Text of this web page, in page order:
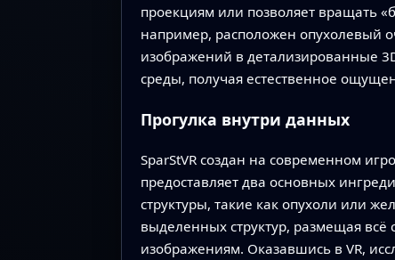
проекциям или позволяет вращать
например, расположен опухолевый
изображений в детализированные
среды, получая естественное
Прогулка внутри данных
SparStVR создан на современном
предоставляет два основных
структуры, такие как опухоли или
выделенных структур, размещая всё
изображениям. Оказавшись в VR,